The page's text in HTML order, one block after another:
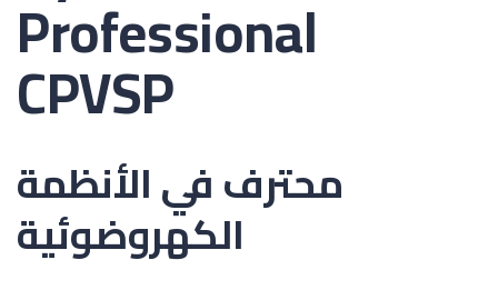
Professional
CPVSP
محترف في الأنظمة
الكهروضوئية